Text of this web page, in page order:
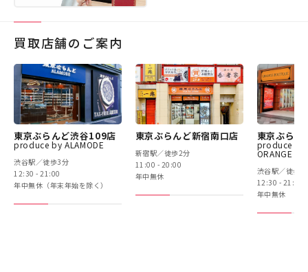
買取店舗のご案内
東京ぶらんど渋谷109店
produce by ALAMODE
渋谷駅／徒歩3分
12:30 - 21:00
年中無休（年末年始を除く）
東京ぶらんど新宿南口店
新宿駅／徒歩2分
11:00 - 20:00
年中無休
東京ぶらん
produce by
ORANGE
渋谷駅／徒歩3
12:30 - 21:00
年中無休